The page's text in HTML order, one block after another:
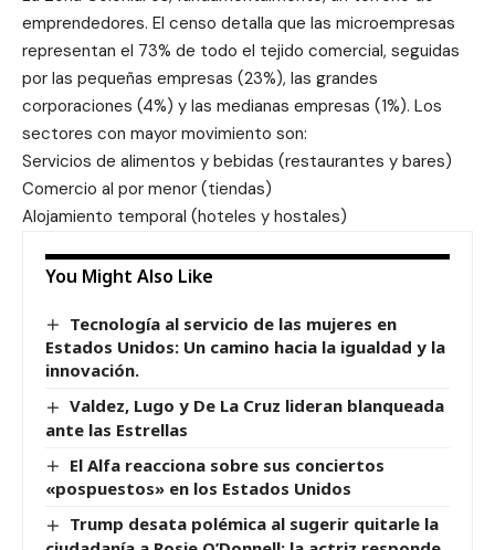
emprendedores. El censo detalla que las microempresas
representan el 73% de todo el tejido comercial, seguidas
por las pequeñas empresas (23%), las grandes
corporaciones (4%) y las medianas empresas (1%). Los
sectores con mayor movimiento son:
Servicios de alimentos y bebidas (restaurantes y bares)
Comercio al por menor (tiendas)
Alojamiento temporal (hoteles y hostales)
You Might Also Like
Tecnología al servicio de las mujeres en
Estados Unidos: Un camino hacia la igualdad y la
innovación.
Valdez, Lugo y De La Cruz lideran blanqueada
ante las Estrellas
El Alfa reacciona sobre sus conciertos
«pospuestos» en los Estados Unidos
Trump desata polémica al sugerir quitarle la